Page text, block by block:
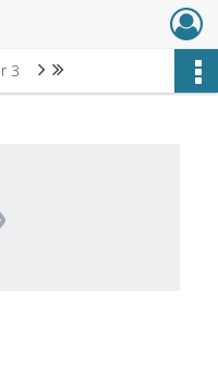
- Colmar
3 Page suivante : 1/3